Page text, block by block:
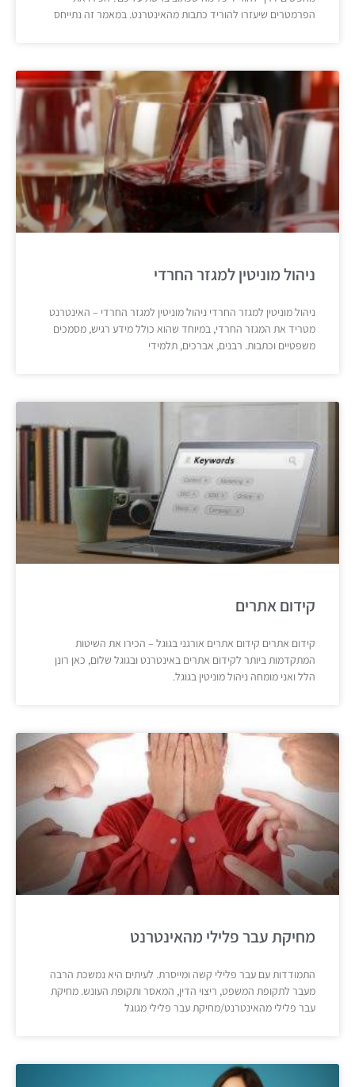
הפרמטרים שיעזרו להוריד כתבות מהאינטרנט. במאמר זה נתייחס
ניהול מוניטין למגזר החרדי
ניהול מוניטין למגזר החרדי ניהול מוניטין למגזר החרדי – האינטרנט
מטריד את המגזר החרדי, במיוחד שהוא כולל מידע רגיש, מסמכים
משפטיים וכתבות. רבנים, אברכים, תלמידי
קידום אתרים
קידום אתרים קידום אתרים אורגני בגוגל – הכירו את השיטות
המתקדמות ביותר לקידום אתרים באינטרנט ובגוגל שלום, כאן רונן
הלל ואני מומחה ניהול מוניטין בגוגל.
מחיקת עבר פלילי מהאינטרנט
התמודדות עם עבר פלילי קשה ומייסרת. לעיתים היא נמשכת הרבה
מעבר לתקופת המשפט, ריצוי הדין, המאסר ותקופת העונש. מחיקת
עבר פלילי מהאינטרנט/מחיקת עבר פלילי מגוגל